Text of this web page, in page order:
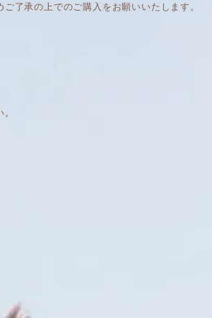
了承の上でのご購入をお願いいたします。